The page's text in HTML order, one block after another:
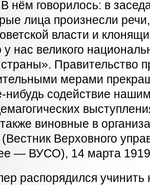
нём говорилось: в
лица произнесли
власти и
у нас великого
Правительство
мерами
нибудь содействие
виновные в
Верховного
— ВУСО), 14 марта 1919
распорядился